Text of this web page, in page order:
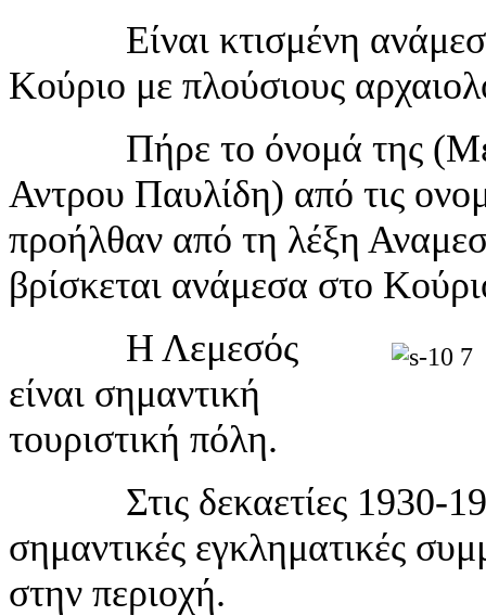
Είναι κτισμένη ανάμεσα
Κούριο με πλούσιους
Πήρε το όνομά της
Αντρου Παυλίδη) από τις
προήλθαν από τη λέξη
βρίσκεται ανάμεσα στο
Η Λεμεσός
είναι σημαντική
τουριστική πόλη.
Στις δεκαετίες 1930-
σημαντικές εγκληματικές
στην περιοχή.